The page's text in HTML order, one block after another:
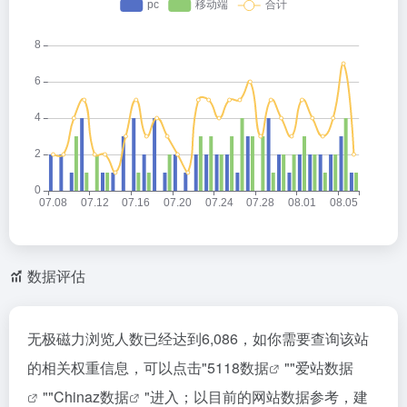
数据评估
无极磁力浏览人数已经达到6,086，如你需要查询该站
的相关权重信息，可以点击"5118数据 ""爱站数据
""Chinaz数据 "进入；以目前的网站数据参考，建